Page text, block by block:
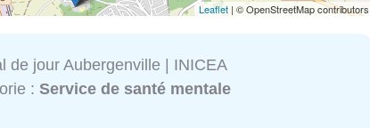
Leaflet | © OpenStreetMap contributors
de jour Aubergenville | INICEA
:Service de santé mentale